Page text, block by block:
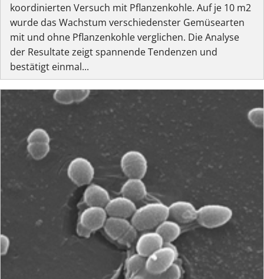
koordinierten Versuch mit Pflanzenkohle. Auf je 10 m2
wurde das Wachstum verschiedenster Gemüsearten
mit und ohne Pflanzenkohle verglichen. Die Analyse
der Resultate zeigt spannende Tendenzen und
bestätigt einmal...